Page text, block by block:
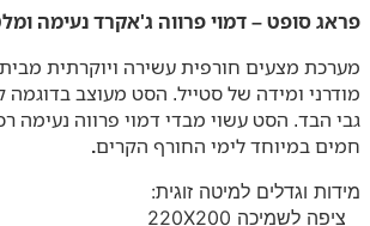
פראג סופט – דמוי פרווה ג'אקרד נעימה
מערכת מצעים חורפית עשירה ויוקרתית
מודרני ומידה של סטייל. הסט מעוצב
גבי הבד. הסט עשוי מבדי דמוי פרווה נעימה
חמים במיוחד לימי החורף הקרים.
מידות וגדלים למיטה זוגית: